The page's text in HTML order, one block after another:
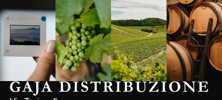
Borgogna,
Francia
Borgogna,
Francia
Instagram